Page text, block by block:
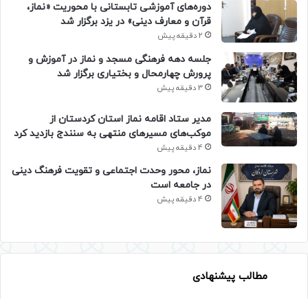
دوره‌های آموزشی تابستانی با محوریت «نماز،
قرآن و معارف دینی» در یزد برگزار شد
2 دقیقه پیش
جلسه دهه فرهنگی مسجد و نماز در آموزش و
پرورش چهارمحال و بختیاری برگزار شد
3 دقیقه پیش
مدیر ستاد اقامه نماز استان کردستان از
موکب‌های مسیرهای منتهی به سنندج بازدید کرد
4 دقیقه پیش
نماز، محور وحدت اجتماعی و تقویت فرهنگ دینی
در جامعه است
4 دقیقه پیش
مطالب پیشنهادی